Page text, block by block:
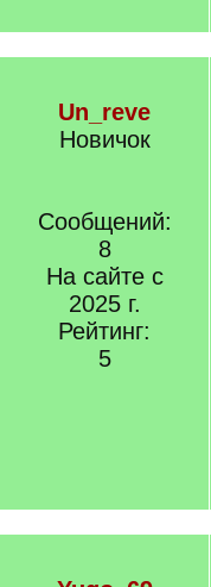
Un_reve
Новичок
Сообщений:
8
На сайте с
2025 г.
Рейтинг:
5